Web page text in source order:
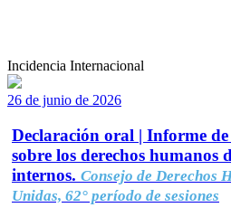
Incidencia Internacional
26 de junio de 2026
Declaración oral | Informe
sobre los derechos humanos
internos. Consejo de Derechos
Unidas, 62° período de sesiones